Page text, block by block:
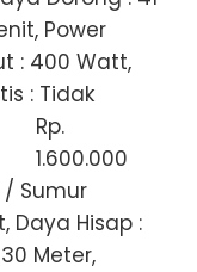
Power
: 400 Watt,
: Tidak
Rp.
1.600.000
/ Sumur
Daya Hisap :
Meter,